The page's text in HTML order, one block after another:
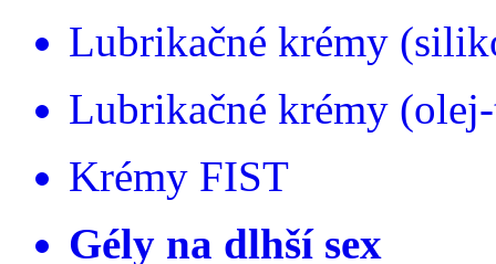
Lubrikačné krémy
Lubrikačné krémy
Krémy FIST
Gély na dlhší sex